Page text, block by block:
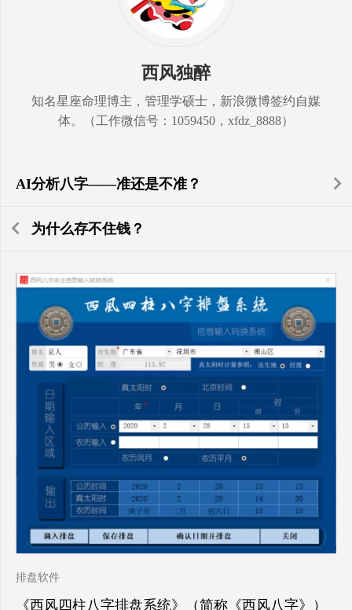
西风独醉
知名星座命理博主，管理学硕士，新浪微博签约自媒
体。（工作微信号：1059450，xfdz_8888）
AI分析八字——准还是不准？
为什么存不住钱？
排盘软件
《西风四柱八字排盘系统》（简称《西风八字》）